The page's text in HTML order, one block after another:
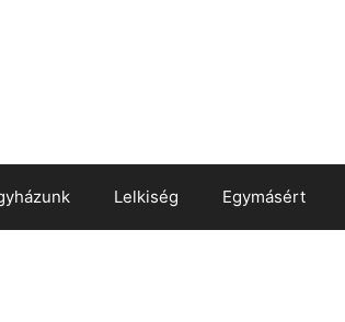
Lelkiség Egymásért